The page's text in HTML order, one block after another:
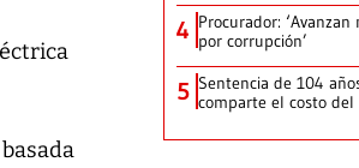
4 Procurador:
por corrupción’
5 Sentencia de 104
comparte el costo del